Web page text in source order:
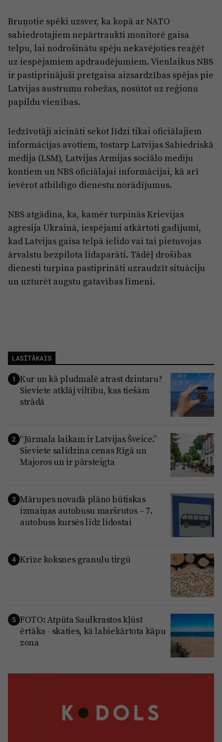
Bruņotie spēki uzsver, ka kopā ar NATO
sabiedrotajiem nepārtraukti monitorē gaisa
telpu, lai nodrošinātu spēju nekavējoties reaģēt
uz iespējamiem apdraudējumiem. Vienlaikus NBS
ir pastiprinājuši pretgaisa aizsardzības spējas pie
Latvijas austrumu robežas, nosūtot uz reģionu
papildu vienības.
Iedzīvotāji aicināti sekot līdzi tikai oficiālajiem
informācijas avotiem, tostarp Latvijas Sabiedriskā
medija (LSM), Latvijas Armijas sociālo mediju
kontiem un NBS oficiālajai informācijai, kā arī
ievērot atbildīgo dienestu norādījumus.
NBS atgādina, ka, kamēr turpinās Krievijas
agresija Ukrainā, iespējami atkārtoti gadījumi,
kad Latvijas gaisa telpā ielido vai tai pietuvojas
ārvalstu bezpilota lidaparāti. Tādēļ drošības
dienesti turpina pastiprināti uzraudzīt situāciju
un uzturēt augstu gatavības līmeni.
LASĪTĀKAIS
1 Kur un kā pludmalē atrast dzintaru?
Sieviete atklāj viltību, kas tiešām
strādā
2 “Jūrmala laikam ir Latvijas Šveice.”
Sieviete salīdzina cenas Rīgā un
Majoros un ir pārsteigta
3 Mārupes novadā plāno būtiskas
izmaiņas autobusu maršrutos – 7.
autobuss kursēs līdz lidostai
4 Krīze koksnes granulu tirgū
5 FOTO: Atpūta Saulkrastos kļūst
ērtāka - skaties, kā labiekārtota kāpu
zona